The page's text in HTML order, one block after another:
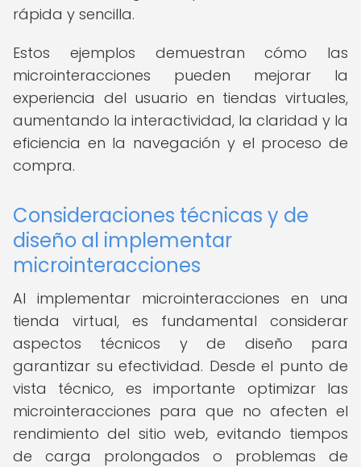
rápida y sencilla.
Estos ejemplos demuestran cómo las
microinteracciones pueden mejorar la
experiencia del usuario en tiendas virtuales,
aumentando la interactividad, la claridad y la
eficiencia en la navegación y el proceso de
compra.
Consideraciones técnicas y de
diseño al implementar
microinteracciones
Al implementar microinteracciones en una
tienda virtual, es fundamental considerar
aspectos técnicos y de diseño para
garantizar su efectividad. Desde el punto de
vista técnico, es importante optimizar las
microinteracciones para que no afecten el
rendimiento del sitio web, evitando tiempos
de carga prolongados o problemas de